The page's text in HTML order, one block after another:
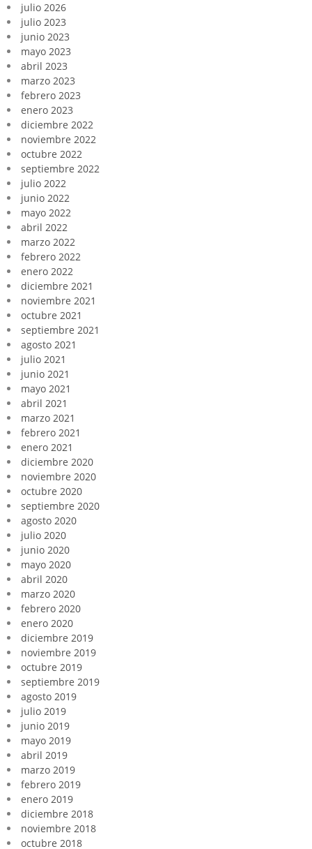
julio 2026
julio 2023
junio 2023
mayo 2023
abril 2023
marzo 2023
febrero 2023
enero 2023
diciembre 2022
noviembre 2022
octubre 2022
septiembre 2022
julio 2022
junio 2022
mayo 2022
abril 2022
marzo 2022
febrero 2022
enero 2022
diciembre 2021
noviembre 2021
octubre 2021
septiembre 2021
agosto 2021
julio 2021
junio 2021
mayo 2021
abril 2021
marzo 2021
febrero 2021
enero 2021
diciembre 2020
noviembre 2020
octubre 2020
septiembre 2020
agosto 2020
julio 2020
junio 2020
mayo 2020
abril 2020
marzo 2020
febrero 2020
enero 2020
diciembre 2019
noviembre 2019
octubre 2019
septiembre 2019
agosto 2019
julio 2019
junio 2019
mayo 2019
abril 2019
marzo 2019
febrero 2019
enero 2019
diciembre 2018
noviembre 2018
octubre 2018